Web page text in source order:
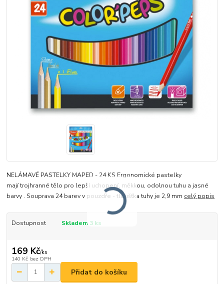
NELÁMAVÉ PASTELKY MAPED - 24 KS Ergonomické pastelky
mají trojhranné tělo pro lepší uchopení, měkkou, odolnou tuhu a jasné
barvy . Souprava 24 barev v pouzdře - tloušťka tuhy je 2,9 mm celý popis
Dostupnost Skladem 3 ks
169 Kč/ks
140 Kč bez DPH
Přidat do košíku